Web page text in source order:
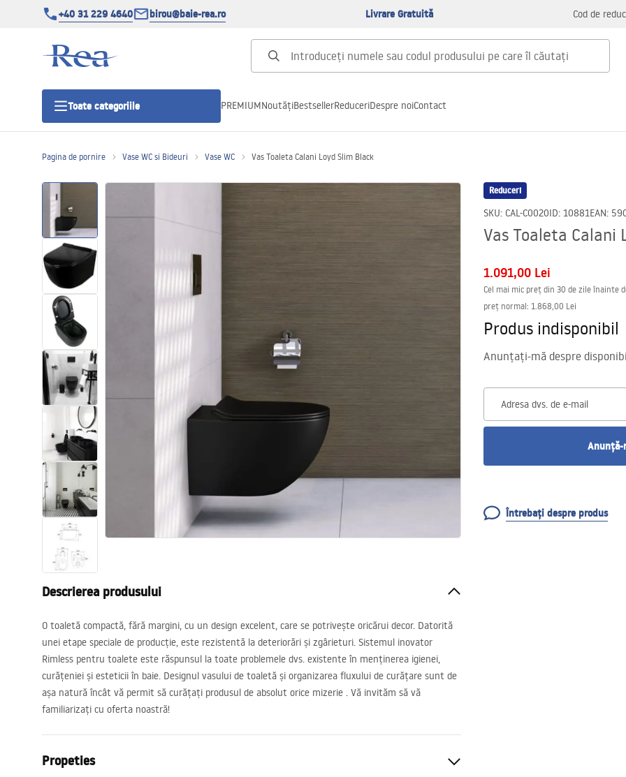
+40 31 229 4640 birou@baie-rea.ro Livrare Gratuită Cod de
Toate categoriile
Cadite de dus
Rigole Liniare
Vase WC si Bideuri
Lavoare
Cazi cu paravane
Baterii sanitare
Dusuri
PREMIUMNoutățiBestsellerReduceriDespre noiContact
Pagina de pornire Vase WC si Bideuri Vase WC Vas Toaleta Calani Loyd Slim Black
Reduceri
SKU: CAL-C0020ID: 10881EAN:
Vas Toaleta Calani
1.091,00 Lei
Cel mai mic preț din 30 de zile înainte
preț normal: 1.868,00 Lei
Produs indisponibil
Anunțați-mă despre
Adresa dvs. de e-mail
Anunță-
Întrebați despre produs
Descrierea produsului
O toaletă compactă, fără margini, cu un design excelent, care se potrivește oricărui decor. Datorită
unei etape speciale de producție, este rezistentă la deteriorări și zgârieturi. Sistemul inovator
Rimless pentru toalete este răspunsul la toate problemele dvs. existente în menținerea igienei,
curățeniei și esteticii în baie. Designul vasului de toaletă și organizarea fluxului de curățare sunt de
așa natură încât vă permit să curățați produsul de absolut orice mizerie . Vă invităm să vă
familiarizați cu oferta noastră!
Propeties